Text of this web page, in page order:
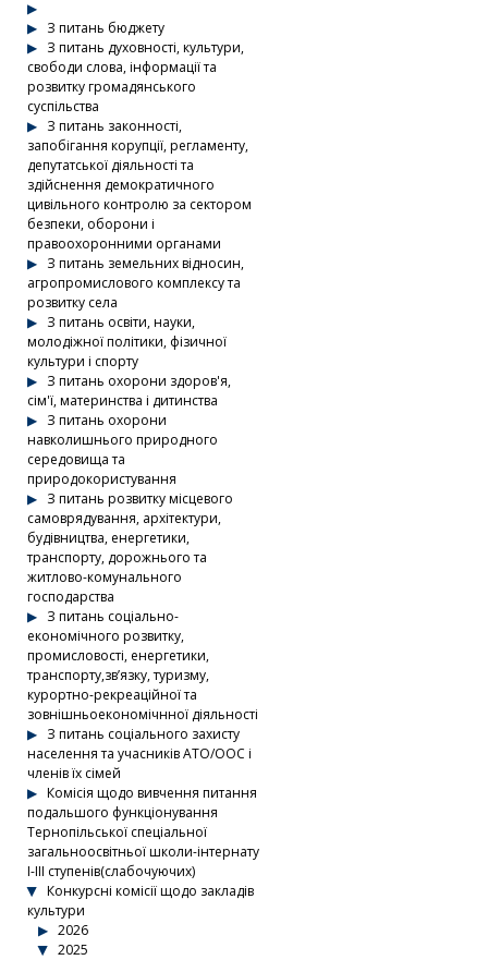
З питань бюджету
З питань духовності, культури,
свободи слова, інформації та
розвитку громадянського
суспільства
З питань законності,
запобігання корупції, регламенту,
депутатської діяльності та
здійснення демократичного
цивільного контролю за сектором
безпеки, оборони і
правоохоронними органами
З питань земельних відносин,
агропромислового комплексу та
розвитку села
З питань освіти, науки,
молодіжної політики, фізичної
культури і спорту
З питань охорони здоров'я,
сім'ї, материнства і дитинства
З питань охорони
навколишнього природного
середовища та
природокористування
З питань розвитку місцевого
самоврядування, архітектури,
будівництва, енергетики,
транспорту, дорожнього та
житлово-комунального
господарства
З питань соціально-
економічного розвитку,
промисловості, енергетики,
транспорту,зв’язку, туризму,
курортно-рекреаційної та
зовнішньоекономічнної діяльності
З питань соціального захисту
населення та учасників АТО/ООС і
членів їх сімей
Комісія щодо вивчення питання
подальшого функціонування
Тернопільської спеціальної
загальноосвітньої школи-інтернату
І-ІІІ ступенів(слабочуючих)
Конкурсні комісії щодо закладів
культури
2026
2025